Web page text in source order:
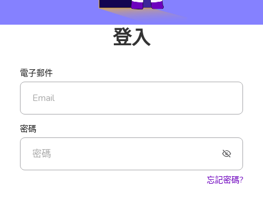
登入
電子郵件
密碼
忘記密碼?